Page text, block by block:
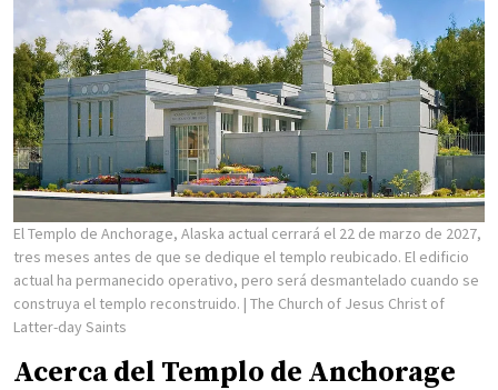
El Templo de Anchorage, Alaska actual cerrará el 22 de marzo de 2027,
tres meses antes de que se dedique el templo reubicado. El edificio
actual ha permanecido operativo, pero será desmantelado cuando se
construya el templo reconstruido. | The Church of Jesus Christ of
Latter-day Saints
Acerca del Templo de Anchorage